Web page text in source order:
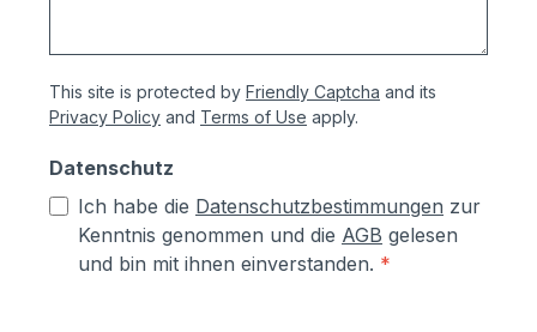
This site is protected by Friendly Captcha and its
Privacy Policy and Terms of Use apply.
Datenschutz
Ich habe die Datenschutzbestimmungen zur
Kenntnis genommen und die AGB gelesen
und bin mit ihnen einverstanden. *